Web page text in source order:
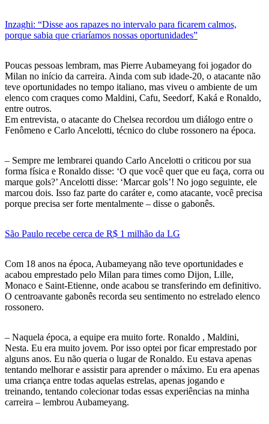
Inzaghi: “Disse aos rapazes no intervalo para ficarem calmos,
porque sabia que criaríamos nossas oportunidades”
Poucas pessoas lembram, mas Pierre Aubameyang foi jogador do
Milan no início da carreira. Ainda com sub idade-20, o atacante não
teve oportunidades no tempo italiano, mas viveu o ambiente de um
elenco com craques como Maldini, Cafu, Seedorf, Kaká e Ronaldo,
entre outros.
Em entrevista, o atacante do Chelsea recordou um diálogo entre o
Fenômeno e Carlo Ancelotti, técnico do clube rossonero na época.
– Sempre me lembrarei quando Carlo Ancelotti o criticou por sua
forma física e Ronaldo disse: ‘O que você quer que eu faça, corra ou
marque gols?’ Ancelotti disse: ‘Marcar gols’! No jogo seguinte, ele
marcou dois. Isso faz parte do caráter e, como atacante, você precisa
porque precisa ser forte mentalmente – disse o gabonês.
São Paulo recebe cerca de R$ 1 milhão da LG
Com 18 anos na época, Aubameyang não teve oportunidades e
acabou emprestado pelo Milan para times como Dijon, Lille,
Monaco e Saint-Etienne, onde acabou se transferindo em definitivo.
O centroavante gabonês recorda seu sentimento no estrelado elenco
rossonero.
– Naquela época, a equipe era muito forte. Ronaldo , Maldini,
Nesta. Eu era muito jovem. Por isso optei por ficar emprestado por
alguns anos. Eu não queria o lugar de Ronaldo. Eu estava apenas
tentando melhorar e assistir para aprender o máximo. Eu era apenas
uma criança entre todas aquelas estrelas, apenas jogando e
treinando, tentando colecionar todas essas experiências na minha
carreira – lembrou Aubameyang.